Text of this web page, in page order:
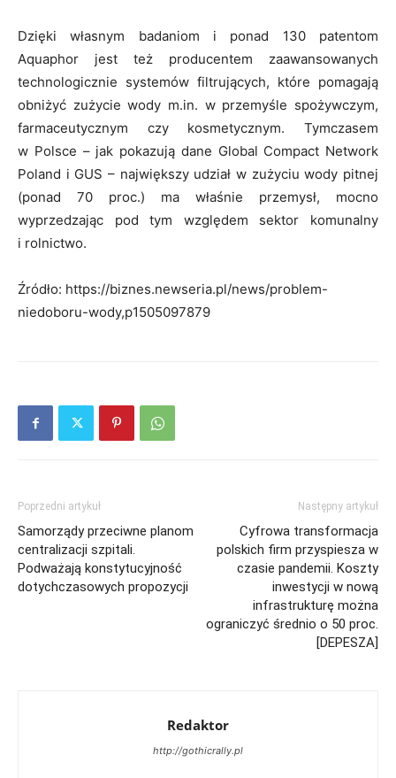
Dzięki własnym badaniom i ponad 130 patentom
Aquaphor jest też producentem zaawansowanych
technologicznie systemów filtrujących, które pomagają
obniżyć zużycie wody m.in. w przemyśle spożywczym,
farmaceutycznym czy kosmetycznym. Tymczasem
w Polsce – jak pokazują dane Global Compact Network
Poland i GUS – największy udział w zużyciu wody pitnej
(ponad 70 proc.) ma właśnie przemysł, mocno
wyprzedzając pod tym względem sektor komunalny
i rolnictwo.
Źródło: https://biznes.newseria.pl/news/problem-
niedoboru-wody,p1505097879
Poprzedni artykuł
Samorządy przeciwne planom
centralizacji szpitali.
Podważają konstytucyjność
dotychczasowych propozycji
Następny artykuł
Cyfrowa transformacja
polskich firm przyspiesza w
czasie pandemii. Koszty
inwestycji w nową
infrastrukturę można
ograniczyć średnio o 50 proc.
[DEPESZA]
Redaktor
http://gothicrally.pl